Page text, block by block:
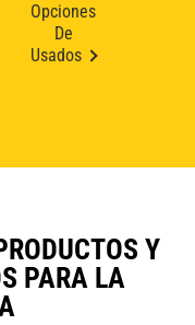
Opciones
De
Usados
Y
PARA LA